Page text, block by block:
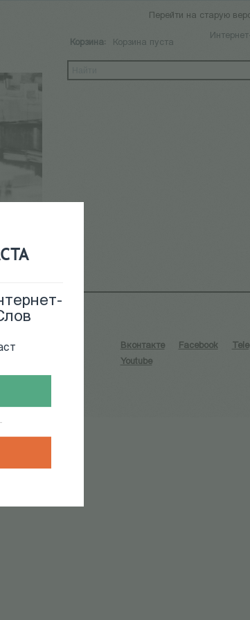
Перейти на старую
Корзина: Корзина пуста
Вконтакте Facebook
Youtube